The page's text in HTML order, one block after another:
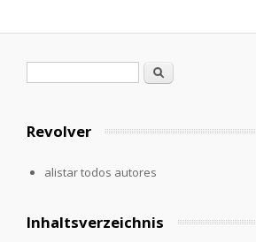
Formulario de búsqueda
Buscar
Revolver
alistar todos autores
Inhaltsverzeichnis